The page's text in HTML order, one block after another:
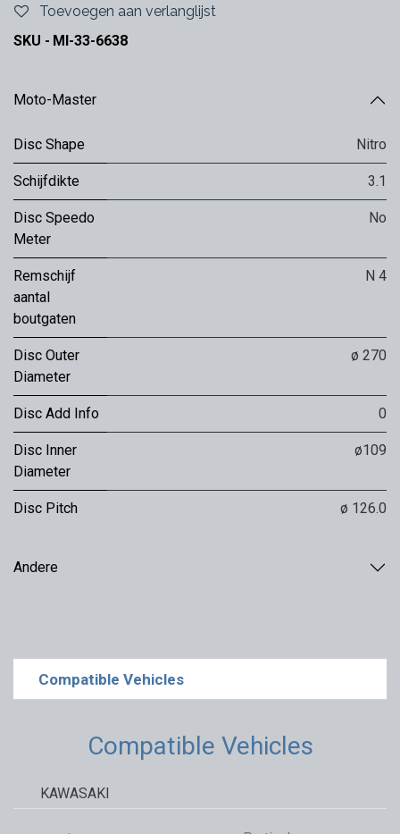
Toevoegen aan verlanglijst
SKU - MI-33-6638
Moto-Master
Disc Shape Nitro
Schijfdikte 3.1
Disc Speedo
Meter
No
Remschijf
aantal
boutgaten
N 4
Disc Outer
Diameter
ø 270
Disc Add Info 0
Disc Inner
Diameter
ø109
Disc Pitch ø 126.0
Andere
Compatible Vehicles
Compatible Vehicles
KAWASAKI